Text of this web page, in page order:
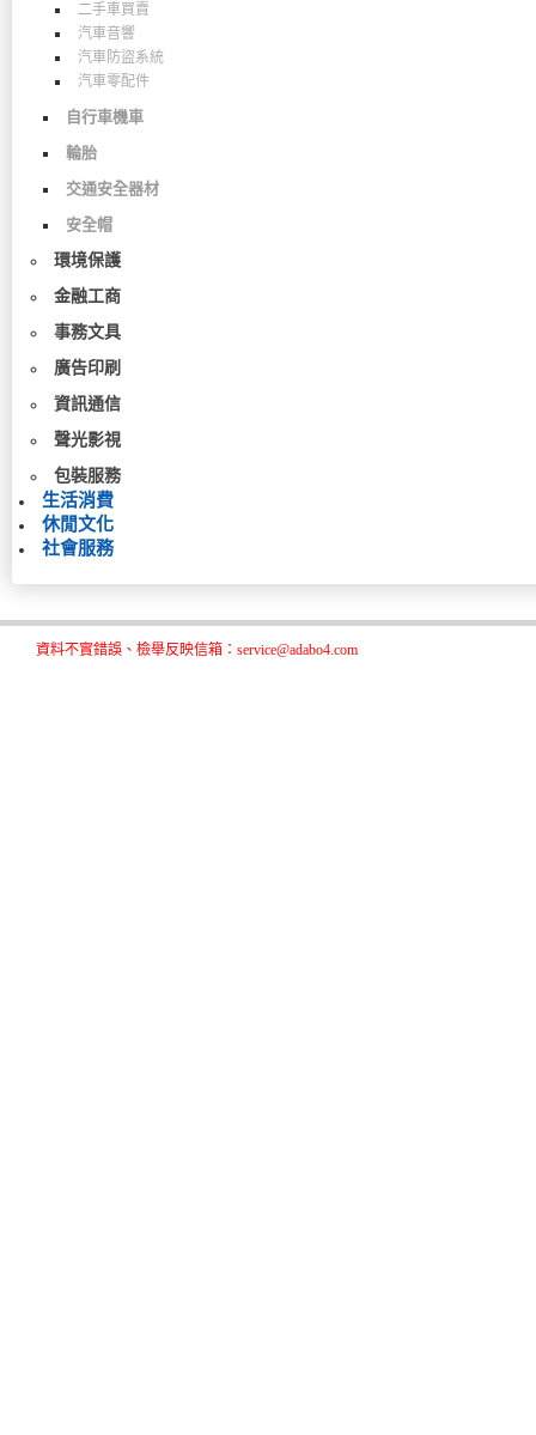
二手車買賣
汽車音響
汽車防盜系統
汽車零配件
自行車機車
輪胎
交通安全器材
安全帽
環境保護
金融工商
事務文具
廣告印刷
資訊通信
聲光影視
包裝服務
生活消費
休閒文化
社會服務
資料不實錯誤、檢舉反映信箱：service@adabo4.com